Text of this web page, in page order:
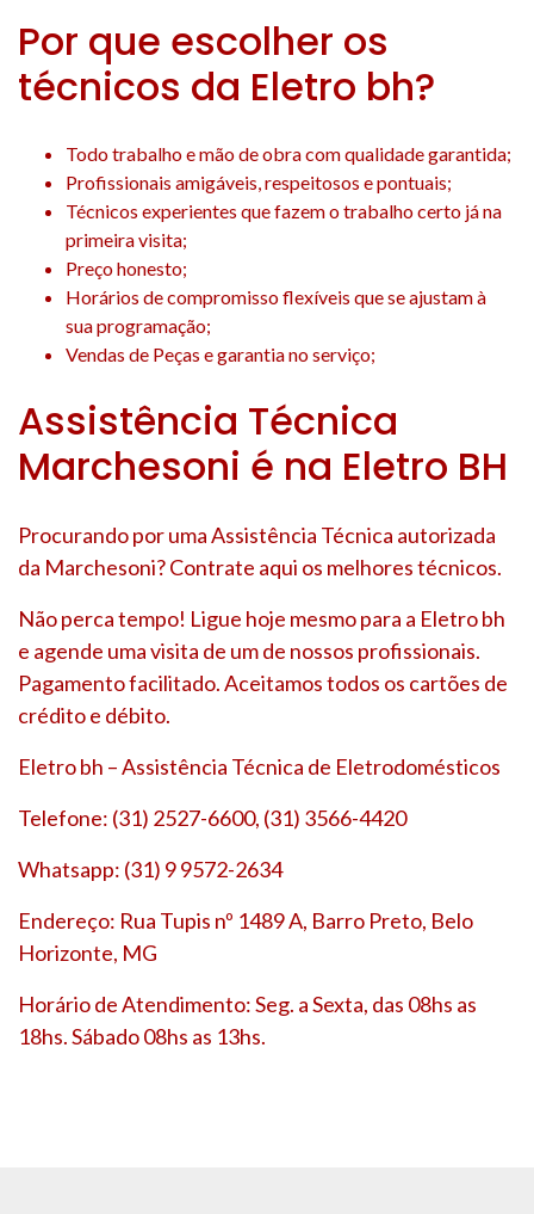
Por que escolher os
técnicos da Eletro bh?
Todo trabalho e mão de obra com qualidade garantida;
Profissionais amigáveis, respeitosos e pontuais;
Técnicos experientes que fazem o trabalho certo já na
primeira visita;
Preço honesto;
Horários de compromisso flexíveis que se ajustam à
sua programação;
Vendas de Peças e garantia no serviço;
Assistência Técnica
Marchesoni é na Eletro BH
Procurando por uma Assistência Técnica autorizada
da Marchesoni? Contrate aqui os melhores técnicos.
Não perca tempo! Ligue hoje mesmo para a Eletro bh
e agende uma visita de um de nossos profissionais.
Pagamento facilitado. Aceitamos todos os cartões de
crédito e débito.
Eletro bh – Assistência Técnica de Eletrodomésticos
Telefone: (31) 2527-6600, (31) 3566-4420
Whatsapp: (31) 9 9572-2634
Endereço: Rua Tupis nº 1489 A, Barro Preto, Belo
Horizonte, MG
Horário de Atendimento: Seg. a Sexta, das 08hs as
18hs. Sábado 08hs as 13hs.